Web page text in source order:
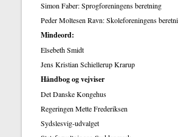
Simon Faber: Sprogforeningens beretning
Peder Moltesen Ravn: Skoleforeningens
Mindeord:
Elsebeth Smidt
Jens Kristian Schiellerup Krarup
Håndbog og vejviser
Det Danske Kongehus
Regeringen Mette Frederiksen
Sydslesvig-udvalget